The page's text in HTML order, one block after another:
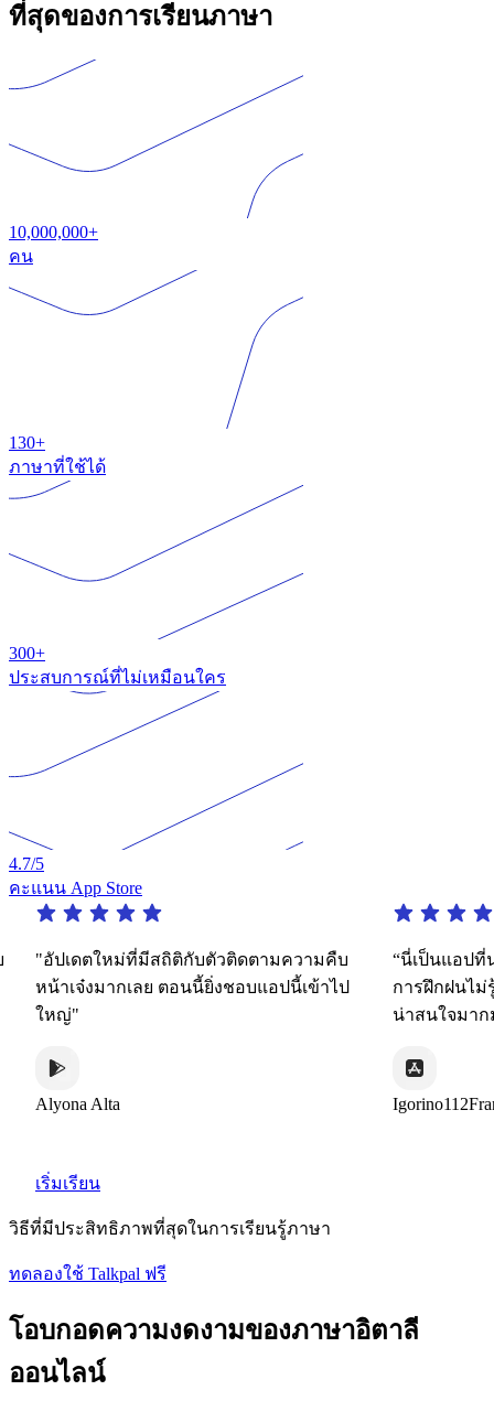
ที่สุดของการเรียนภาษา
10,000,000+
คน
130+
ภาษาที่ใช้ได้
300+
ประสบการณ์ที่ไม่เหมือนใคร
4.7/5
คะแนน App Store
"อัปเดตใหม่ที่มีสถิติกับตัวติดตามความคืบ
หน้าเจ๋งมากเลย ตอนนี้ยิ่งชอบแอปนี้เข้าไป
ใหญ่"
Alyona Alta
“นี่เป็นแอปที่น่า
การฝึกฝนไม่รู้จ
น่าสนใจมากมาย
Igorino112France
เริ่มเรียน
วิธีที่มีประสิทธิภาพที่สุดในการเรียนรู้ภาษา
ทดลองใช้ Talkpal ฟรี
โอบกอดความงดงามของภาษาอิตาลี
ออนไลน์